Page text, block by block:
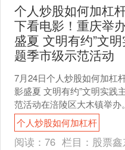
个人炒股如何加杠
下看电影！重庆举
盛夏 文明有约”文
题季市级示范活动
7月24日个人炒股如何加杠
影盛夏 文明有约”文明实践
范活动在涪陵区大木镇举办
高海拔避暑地人流集聚优势
天电影为核心载....
个人炒股如何加杠杆
阅读： 76 栏目： 股票